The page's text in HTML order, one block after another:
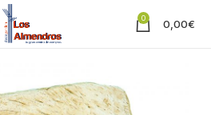
0 0,00€